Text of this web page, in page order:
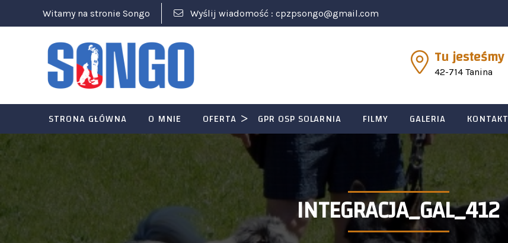
Witamy na stronie Songo Wyślij wiadomość : cpzpsongo@gmail.com
Tu jesteśmy
42-714 Tanina
STRONA GŁÓWNA O MNIE OFERTA GPR OSP SOLARNIA FILMY GALERIA KONTAKT
INTEGRACJA_GAL_412